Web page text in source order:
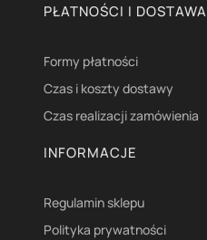
PŁATNOŚCI I DOSTAWA
Formy płatności
Czas i koszty dostawy
Czas realizacji zamówienia
INFORMACJE
Regulamin sklepu
Polityka prywatności